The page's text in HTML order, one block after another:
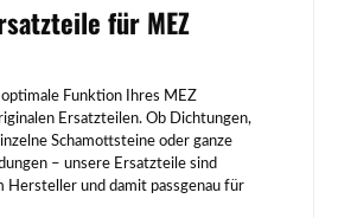
für MEZ
Funktion Ihres MEZ
Ersatzteilen. Ob Dichtungen,
Schamottsteine oder ganze
– unsere Ersatzteile sind
Hersteller und damit passgenau für